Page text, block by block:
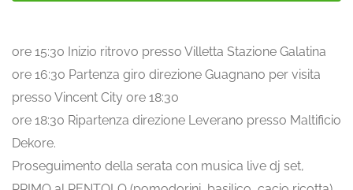
ore 15:30 Inizio ritrovo presso Villetta Stazione Galatina
ore 16:30 Partenza giro direzione Guagnano per visita
presso Vincent City ore 18:30
ore 18:30 Ripartenza direzione Leverano presso Maltificio
Dekore.
Proseguimento della serata con musica live dj set,